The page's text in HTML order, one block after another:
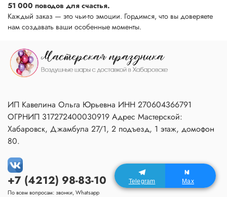
51 000 поводов для счастья.
Каждый заказ — это чьи-то эмоции. Гордимся, что вы доверяете
нам создавать ваши особенные моменты.
+7 (4212) 98-83-10
По всем вопросам: звонки, Whatsapp
ИП Кавелина Ольга Юрьевна ИНН 270604366791
ОГРНИП 317272400030919 Адрес Мастерской:
Хабаровск, Джамбула 27/1, 2 подъезд, 1 этаж, домофон
80.
Telegram Max